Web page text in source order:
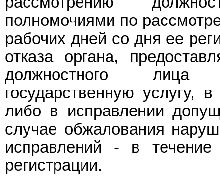
полномочиями по
рабочих дней со дня ее
отказа органа,
должностного лица
государственную услугу,
либо в исправлении
случае обжалования
исправлений - в
регистрации.